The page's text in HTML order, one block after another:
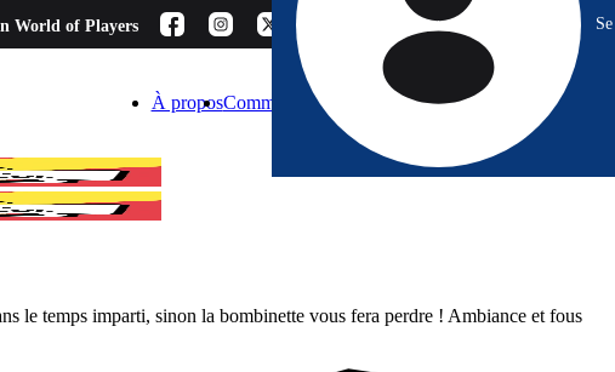
World of Players
À proposComment choisir ? BlogEspace Pro Contact
le temps imparti, sinon la bombinette vous fera perdre ! Ambiance et fous